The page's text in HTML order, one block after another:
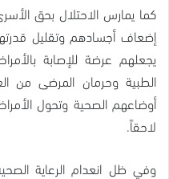
كما يمارس الاحتلال بحق
إضعاف أجسادهم وتقليل
يجعلهم عرضة للإصابة
الطبية وحرمان المرضى من
أوضاعهم الصحية وتحول
لاحقاً.
وفي ظل انعدام الرعاية